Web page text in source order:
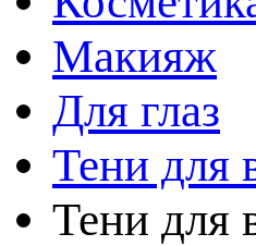
Макияж
Для глаз
Тени для
Тени для